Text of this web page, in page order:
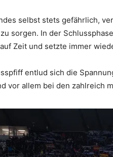
selbst stets gefährlich,
sorgen. In der
Zeit und setzte immer
entlud sich die
vor allem bei den zahlreich